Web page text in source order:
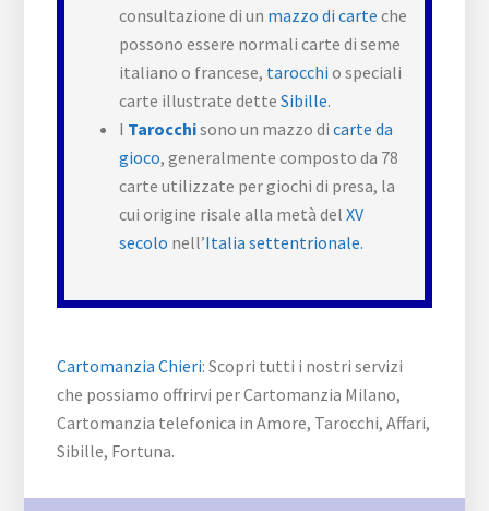
consultazione di un mazzo di carte che
possono essere normali carte di seme
italiano o francese, tarocchi o speciali
carte illustrate detteSibille.
I Tarocchisono un mazzo dicarte da
gioco, generalmente composto da 78
carte utilizzate per giochi di presa, la
cui origine risale alla metà delXV
secolo nell’Italia settentrionale.
Cartomanzia Chieri: Scopri tutti i nostri servizi
che possiamo offrirvi per Cartomanzia Milano,
Cartomanzia telefonica in Amore, Tarocchi, Affari,
Sibille, Fortuna.